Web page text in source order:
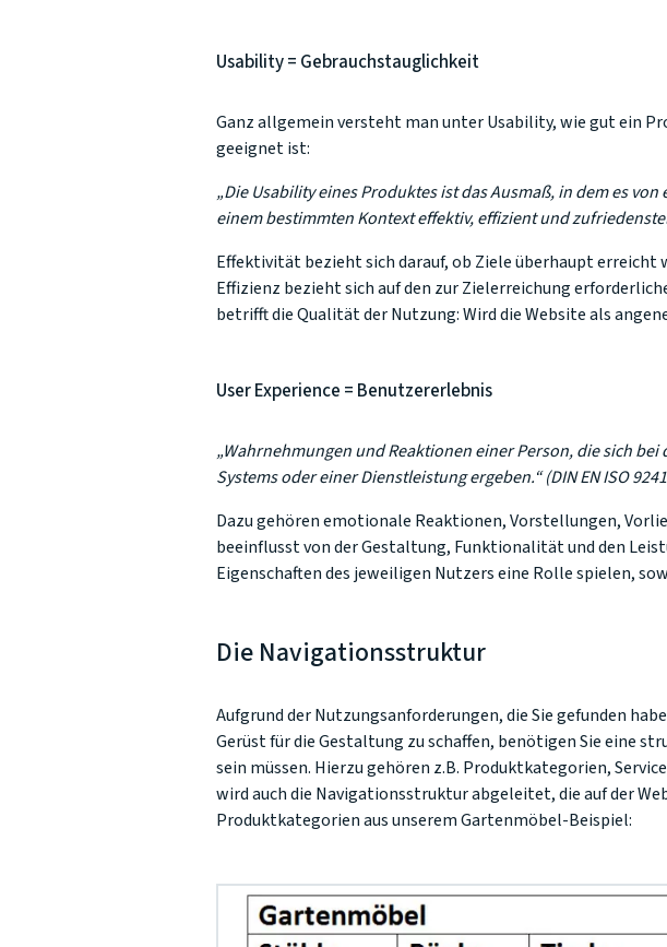
Usability = Gebrauchstauglichkeit
Ganz allgemein versteht man unter Usability, wie gut ein
geeignet ist:
„Die Usability eines Produktes ist das Ausmaß, in dem es
einem bestimmten Kontext effektiv, effizient und
Effektivität bezieht sich darauf, ob Ziele überhaupt erreicht
Effizienz bezieht sich auf den zur Zielerreichung
betrifft die Qualität der Nutzung: Wird die Website als
User Experience = Benutzererlebnis
„Wahrnehmungen und Reaktionen einer Person, die sich
Systems oder einer Dienstleistung ergeben.“ (DIN EN ISO
Dazu gehören emotionale Reaktionen, Vorstellungen,
beeinflusst von der Gestaltung, Funktionalität und den
Eigenschaften des jeweiligen Nutzers eine Rolle spielen,
Die Navigationsstruktur
Aufgrund der Nutzungsanforderungen, die Sie gefunden
Gerüst für die Gestaltung zu schaffen, benötigen Sie eine
sein müssen. Hierzu gehören z.B. Produktkategorien,
wird auch die Navigationsstruktur abgeleitet, die auf der
Produktkategorien aus unserem Gartenmöbel-Beispiel: